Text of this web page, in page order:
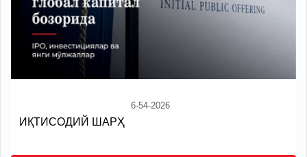
6-54-2026
ИҚТИСОДИЙ ШАРҲ